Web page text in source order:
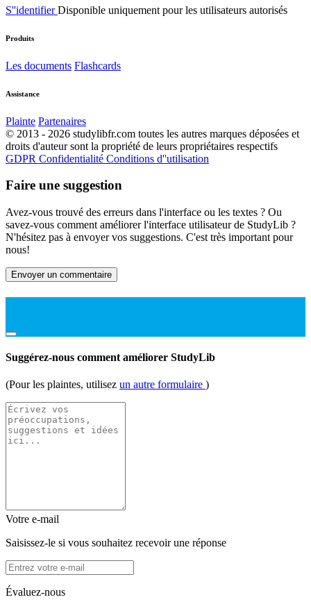
S''identifierDisponible uniquement pour les utilisateurs autorisés
Produits
Les documents Flashcards
Assistance
Plainte Partenaires
© 2013 - 2026 studylibfr.com toutes les autres marques déposées et
droits d'auteur sont la propriété de leurs propriétaires respectifs
GDPR Confidentialité Conditions d''utilisation
Faire une suggestion
Avez-vous trouvé des erreurs dans l'interface ou les textes ? Ou
savez-vous comment améliorer l'interface utilisateur de StudyLib ?
N'hésitez pas à envoyer vos suggestions. C'est très important pour
nous!
Envoyer un commentaire
Suggérez-nous comment améliorer StudyLib
(Pour les plaintes, utilisez un autre formulaire )
Votre e-mail
Saisissez-le si vous souhaitez recevoir une réponse
Évaluez-nous